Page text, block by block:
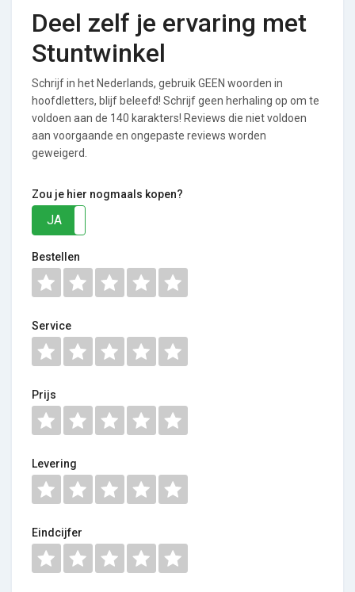
Deel zelf je ervaring met
Stuntwinkel
Schrijf in het Nederlands, gebruik GEEN woorden in
hoofdletters, blijf beleefd! Schrijf geen herhaling op om te
voldoen aan de 140 karakters! Reviews die niet voldoen
aan voorgaande en ongepaste reviews worden
geweigerd.
Zou je hier nogmaals kopen?
JA
Bestellen
Service
Prijs
Levering
Eindcijfer